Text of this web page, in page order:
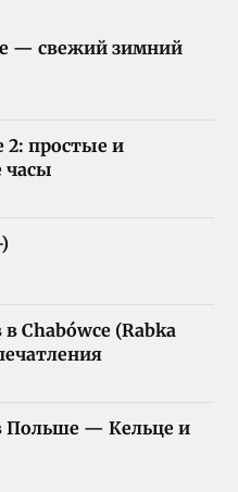
— свежий зимний
2: простые и
часы
Chabówce (Rabka
Польше — Кельце и